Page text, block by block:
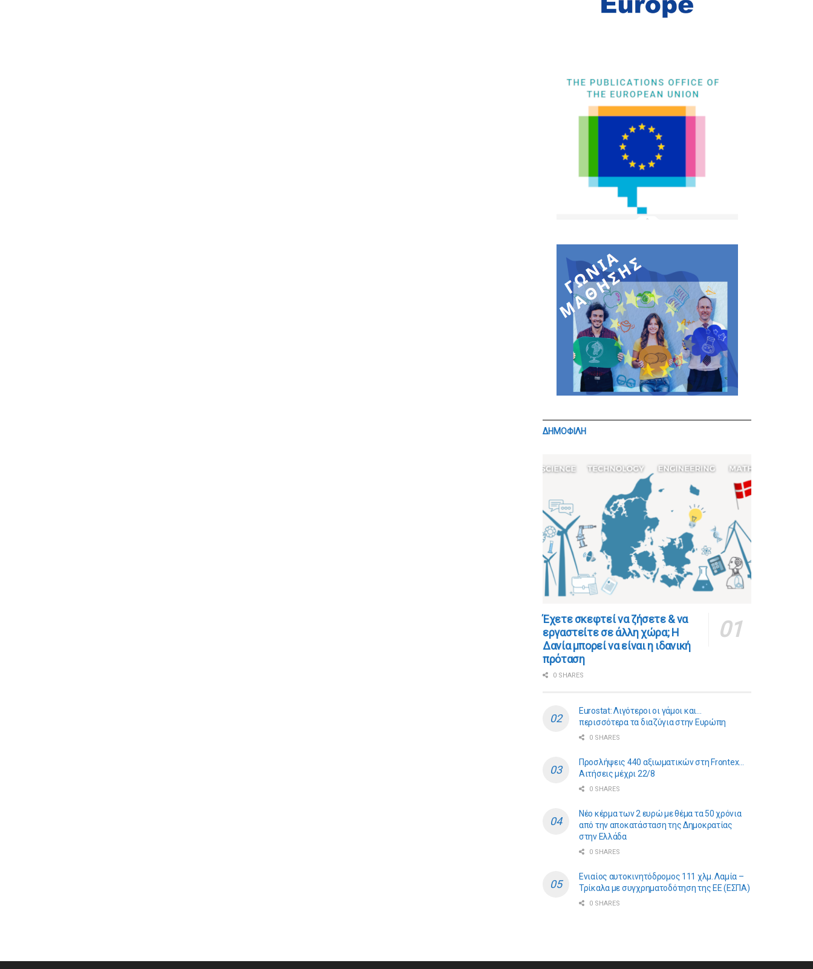
ΔΗΜΟΦΙΛΗ
​​Έχετε σκεφτεί να ζήσετε & να
εργαστείτε σε άλλη χώρα; Η
Δανία μπορεί να είναι η ιδανική
πρόταση
0 SHARES
Eurostat: Λιγότεροι οι γάμοι και…
περισσότερα τα διαζύγια στην Ευρώπη
0 SHARES
Προσλήψεις 440 αξιωματικών στη Frontex…
Αιτήσεις μέχρι 22/8
0 SHARES
Νέο κέρμα των 2 ευρώ με θέμα τα 50 χρόνια
από την αποκατάσταση της Δημοκρατίας
στην Ελλάδα
0 SHARES
Ενιαίος αυτοκινητόδρομος 111 χλμ. Λαμία –
Τρίκαλα με συγχρηματοδότηση της ΕE (ΕΣΠΑ)
0 SHARES